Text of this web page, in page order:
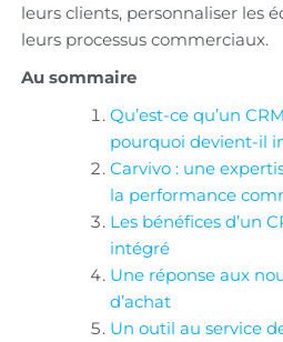
leurs clients, personnaliser les
leurs processus commerciaux.
Au sommaire
Qu’est-ce qu’un
pourquoi devient-il
Carvivo : une
la performance
Les bénéfices d’un
intégré
Une réponse aux
d’achat
Un outil au service